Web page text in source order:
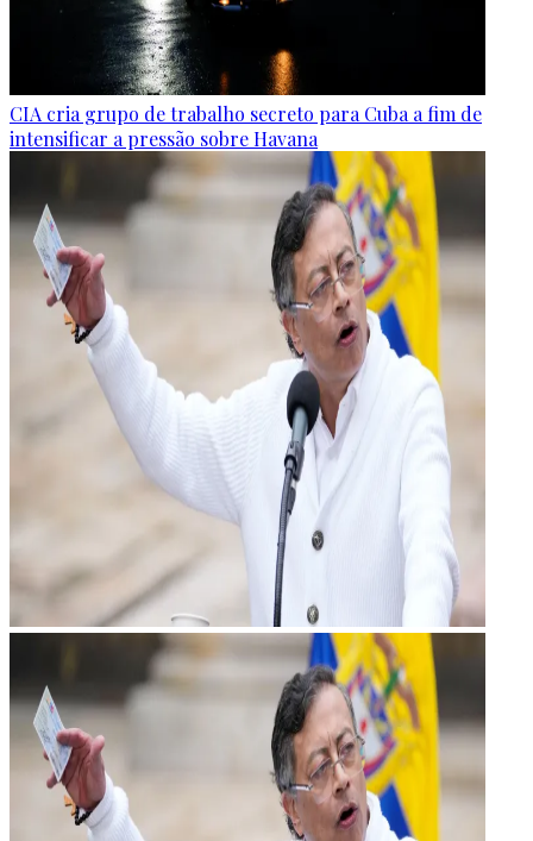
CIA cria grupo de trabalho secreto para Cuba a fim de
intensificar a pressão sobre Havana